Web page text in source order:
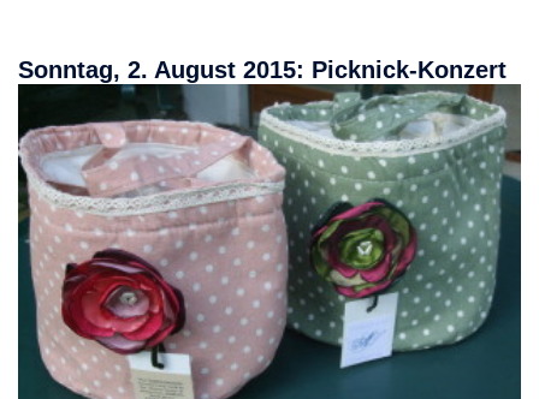
Sonntag, 2. August 2015: Picknick-Konzert